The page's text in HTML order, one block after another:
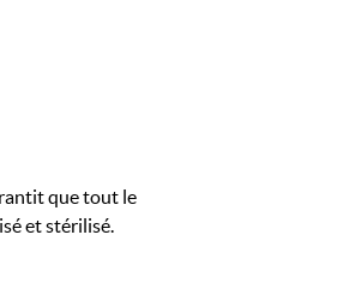
que tout le
et stérilisé.